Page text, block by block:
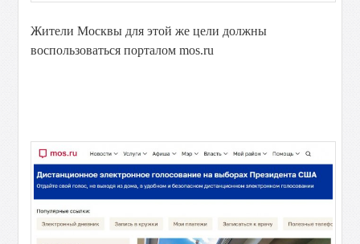
Жители Москвы для этой же цели должны
воспользоваться порталом mos.ru